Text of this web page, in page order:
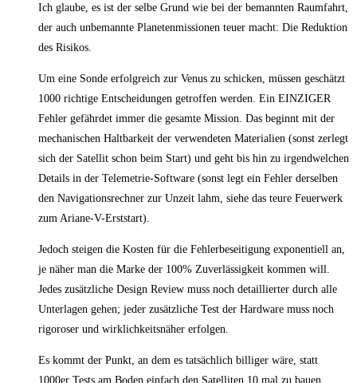
Ich glaube, es ist der selbe Grund wie bei der bemannten Raumfahrt,
der auch unbemannte Planetenmissionen teuer macht: Die Reduktion
des Risikos.
Um eine Sonde erfolgreich zur Venus zu schicken, müssen geschätzt
1000 richtige Entscheidungen getroffen werden. Ein EINZIGER
Fehler gefährdet immer die gesamte Mission. Das beginnt mit der
mechanischen Haltbarkeit der verwendeten Materialien (sonst zerlegt
sich der Satellit schon beim Start) und geht bis hin zu irgendwelchen
Details in der Telemetrie-Software (sonst legt ein Fehler derselben
den Navigationsrechner zur Unzeit lahm, siehe das teure Feuerwerk
zum Ariane-V-Erststart).
Jedoch steigen die Kosten für die Fehlerbeseitigung exponentiell an,
je näher man die Marke der 100% Zuverlässigkeit kommen will.
Jedes zusätzliche Design Review muss noch detaillierter durch alle
Unterlagen gehen; jeder zusätzliche Test der Hardware muss noch
rigoroser und wirklichkeitsnäher erfolgen.
Es kommt der Punkt, an dem es tatsächlich billiger wäre, statt
1000er Tests am Boden einfach den Satelliten 10 mal zu bauen.